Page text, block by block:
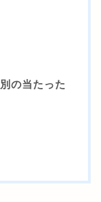
の当たった